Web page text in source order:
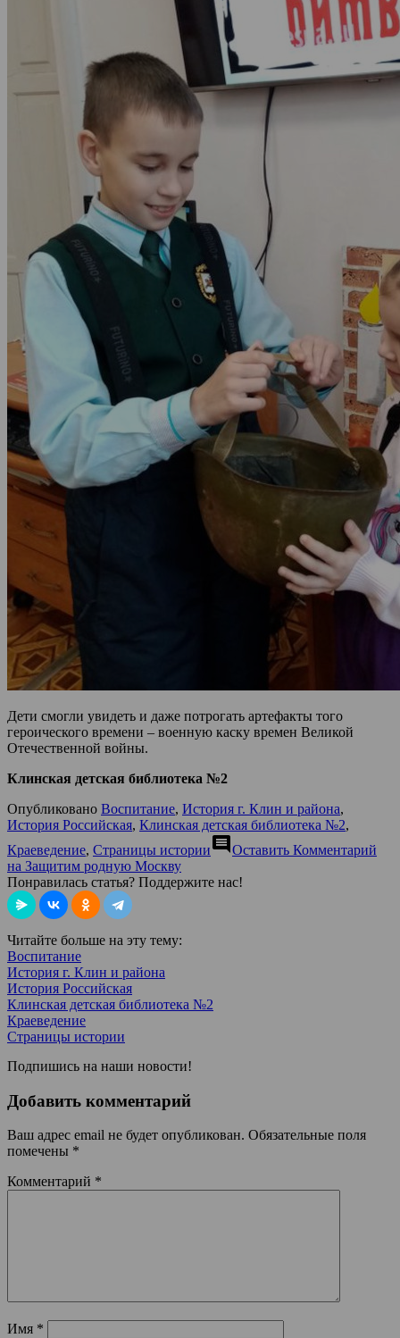
Дети смогли увидеть и даже потрогать артефакты того
героического времени – военную каску времен Великой
Отечественной войны.
Клинская детская библиотека №2
Опубликовано Воспитание, История г. Клин и района,
История Российская, Клинская детская библиотека №2,
Краеведение, Страницы историиcomment Оставить Комментарий
на Защитим родную Москву
Понравилась статья? Поддержите нас!
Читайте больше на эту тему:
Воспитание
История г. Клин и района
История Российская
Клинская детская библиотека №2
Краеведение
Страницы истории
Подпишись на наши новости!
Добавить комментарий
Ваш адрес email не будет опубликован. Обязательные поля
помечены *
Комментарий *
Имя *